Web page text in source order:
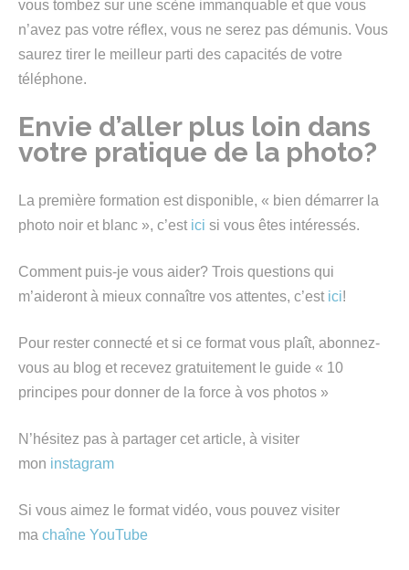
vous tombez sur une scène immanquable et que vous
n’avez pas votre réflex, vous ne serez pas démunis. Vous
saurez tirer le meilleur parti des capacités de votre
téléphone.
Envie d’aller plus loin dans
votre pratique de la photo?
La première formation est disponible, « bien démarrer la
photo noir et blanc », c’est ici si vous êtes intéressés.
Comment puis-je vous aider? Trois questions qui
m’aideront à mieux connaître vos attentes, c’est ici!
Pour rester connecté et si ce format vous plaît, abonnez-
vous au blog et recevez gratuitement le guide « 10
principes pour donner de la force à vos photos »
N’hésitez pas à partager cet article, à visiter
mon instagram
Si vous aimez le format vidéo, vous pouvez visiter
ma chaîne YouTube